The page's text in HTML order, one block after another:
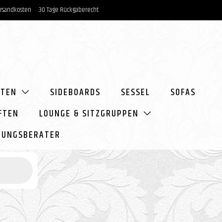
30 Tage Rückgaberecht
SIDEBOARDS SESSEL
SOFAS
LOUNGE & SITZGRUPPEN